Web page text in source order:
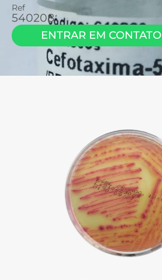
Ref
540208
ENTRAR EM CONTATO